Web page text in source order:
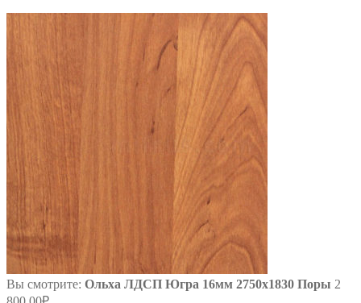
Вы смотрите: Ольха ЛДСП Югра 16мм 2750х1830 Поры 2